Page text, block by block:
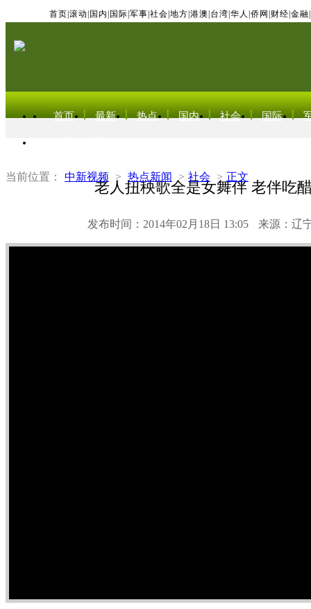
首页 滚动 国内 国际 军事 社会 地方 港澳 台湾 华人 侨网 财经 金融
首页 最新 热点 国内 社会 国际
当前位置： 中新视频 > 热点新闻 > 社会 > 正文
老人扭秧歌全是女舞伴 老伴吃
发布时间：2014年02月18日 13:05 来源：辽